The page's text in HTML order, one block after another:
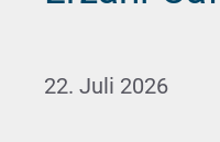
22. Juli 2026